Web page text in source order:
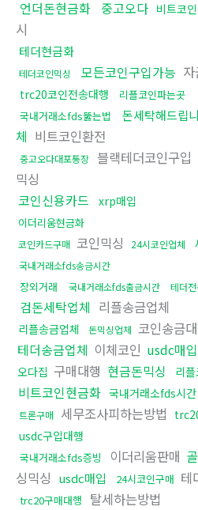
언더돈현금화 중고오다 비트코
시
테더현금화
테더코인믹싱 모든코인구입가능
trc20코인전송대행
리플코인파는곳
국내거래소fds뚫는법
돈세탁해드립
체 비트코인환전
중고오다대포통장 블랙테더코인구입
믹싱
코인신용카드
xrp매입
이더리움현금화
코인카드구매 코인믹싱 24시코인업체
국내거래소fds송금시간
장외거래 국내거래소fds출금시간 테더
검돈세탁업체 리플송금업체
리플송금업체 돈믹싱업체 코인송금
테더송금업체 이체코인 usdc매입
오다집 구매대행 현금돈믹싱 리
비트코인현금화 국내거래소fds시간
트론구매 세무조사피하는방법
usdc구입대행
국내거래소fds증빙 이더리움판매
싱믹싱 usdc매입 24시코인구매 테
trc20구매대행 탈세하는방법